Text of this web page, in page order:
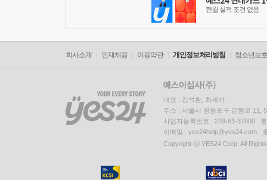
회사소개 인재채용 이용약관 개인정보처리방침 청소년보
대표 : 김석환, 최세라
주소 : 서울시 영등포구 은행로 11,
사업자등록번호 : 229-81-37000
이메일 : yes24help@yes24.com
Copyright ⓒ YES24 Corp. All